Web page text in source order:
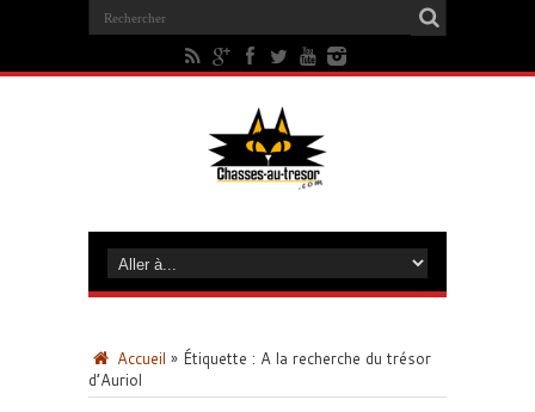
Accueil » Étiquette : A la recherche du trésor
d’Auriol